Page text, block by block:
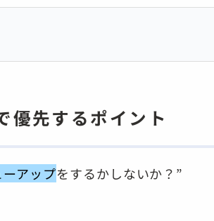
優先するポイント
アップをするかしないか？”